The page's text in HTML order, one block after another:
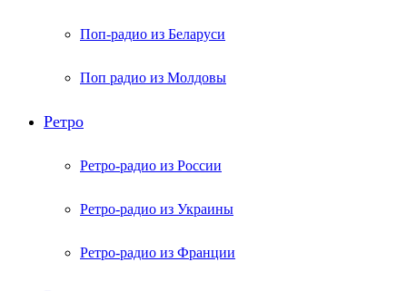
Поп-радио из Беларуси
Поп радио из Молдовы
Ретро
Ретро-радио из России
Ретро-радио из Украины
Ретро-радио из Франции